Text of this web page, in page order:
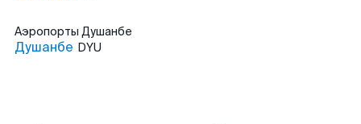
Аэропорты Душанбе
Душанбе DYU